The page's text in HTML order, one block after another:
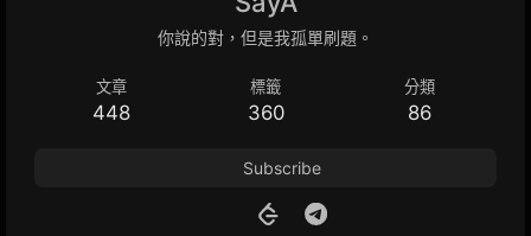
你說的對，但是我孤單刷題。
文章
448
標籤
360
分類
86
Subscribe